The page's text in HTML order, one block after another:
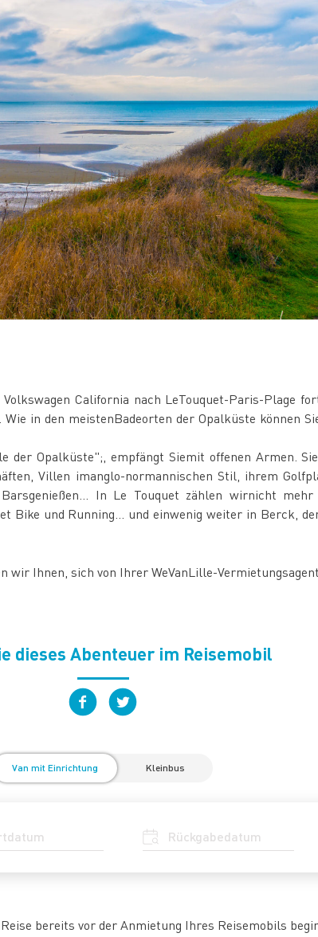
California nach LeTouquet-Paris-Plage
in den meistenBadeorten der Opalküste können
der Opalküste";, empfängt Siemit offenen Armen.
Villen imanglo-normannischen Stil, ihrem
In Le Touquet zählen wirnicht
Bike und Running... und einwenig weiter in Berck,
wir Ihnen, sich von Ihrer WeVanLille-
dieses Abenteuer im Reisemobil
Van mit Einrichtung Kleinbus
bereits vor der Anmietung Ihres Reisemobils